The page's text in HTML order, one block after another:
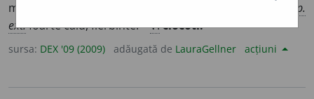
materii lichefiate) Care fierbe sau a fiert în clocote (
p.
ext.foarte cald, fierbinte. –V.clocoti.
sursa: DEX '09 (2009) adăugată de LauraGellner acțiuni